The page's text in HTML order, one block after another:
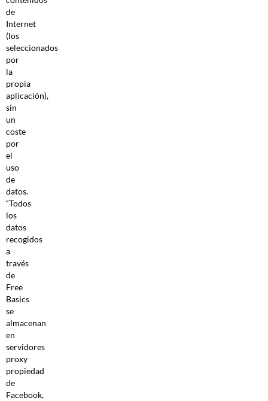
de
Internet
(los
seleccionados
por
la
propia
aplicación),
sin
un
coste
por
el
uso
de
datos.
“Todos
los
datos
recogidos
a
través
de
Free
Basics
se
almacenan
en
servidores
proxy
propiedad
de
Facebook,